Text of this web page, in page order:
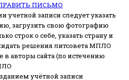
ПИСЬМО
учетной записи следует указать
загрузить свою фотографию
строк о себе, указать страну и
решения литсовета МПЛО
в авторы сайта (по истечению
учётной записи